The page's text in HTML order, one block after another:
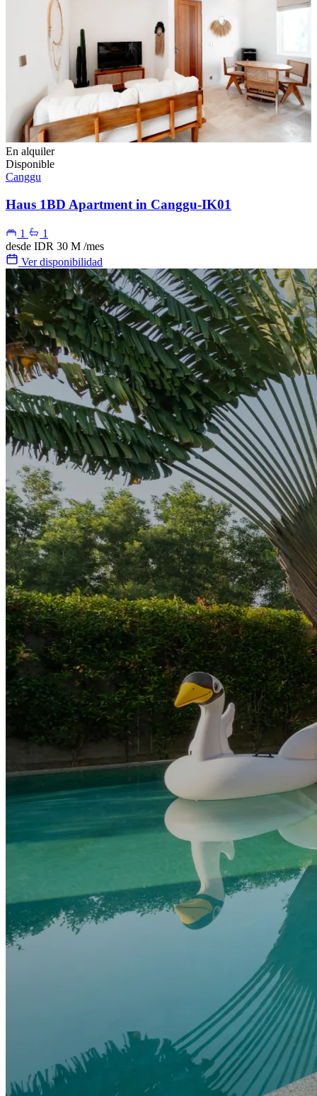
En alquiler
Disponible
Canggu
Haus 1BD Apartment in Canggu-IK01
1
1
desde IDR 30 M /mes
Ver disponibilidad